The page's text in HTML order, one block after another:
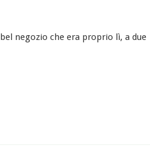
negozio che era proprio lì, a due